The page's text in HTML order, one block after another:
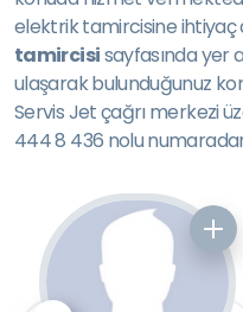
elektrik tamircisine ihtiyaç
tamircisisayfasında yer
ulaşarak bulunduğunuz
Servis Jet çağrı merkezi
444 8 436 nolu